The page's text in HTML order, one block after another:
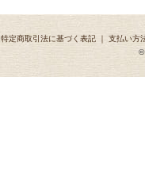
特定商取引法に基づく表記 ｜ 支払い方
©